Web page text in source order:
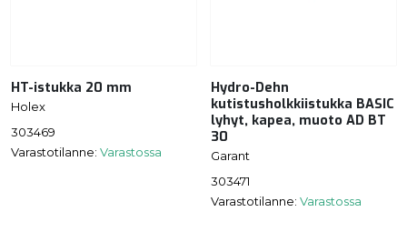
HT-istukka 20 mm
Holex
303469
Varastotilanne: Varastossa
Hydro-Dehn
kutistusholkkiistukka BASIC
lyhyt, kapea, muoto AD BT
30
Garant
303471
Varastotilanne: Varastossa